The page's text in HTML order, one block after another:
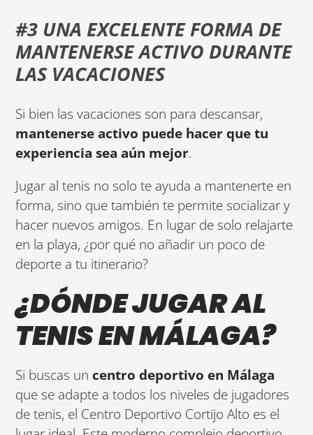
#3 UNA EXCELENTE FORMA DE
MANTENERSE ACTIVO DURANTE
LAS VACACIONES
Si bien las vacaciones son para descansar,
mantenerse activo puede hacer que tu
experiencia sea aún mejor.
Jugar al tenis no solo te ayuda a mantenerte en
forma, sino que también te permite socializar y
hacer nuevos amigos. En lugar de solo relajarte
en la playa, ¿por qué no añadir un poco de
deporte a tu itinerario?
¿DÓNDE JUGAR AL
TENIS EN MÁLAGA?
Si buscas un centro deportivo en Málaga
que se adapte a todos los niveles de jugadores
de tenis, el Centro Deportivo Cortijo Alto es el